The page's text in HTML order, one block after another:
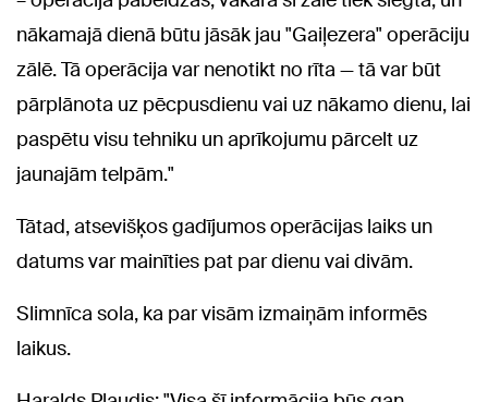
nākamajā dienā būtu jāsāk jau "Gaiļezera" operāciju
zālē. Tā operācija var nenotikt no rīta — tā var būt
pārplānota uz pēcpusdienu vai uz nākamo dienu, lai
paspētu visu tehniku un aprīkojumu pārcelt uz
jaunajām telpām."
Tātad, atsevišķos gadījumos operācijas laiks un
datums var mainīties pat par dienu vai divām.
Slimnīca sola, ka par visām izmaiņām informēs
laikus.